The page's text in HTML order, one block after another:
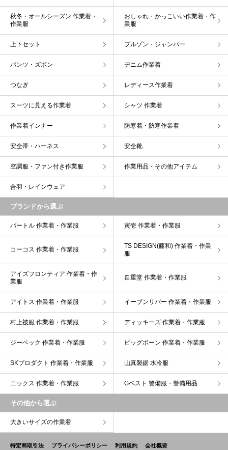
秋冬・オールシーズン 作業着・
作業服
おしゃれ・かっこいい作業着・作
業服
上下セット ブルゾン・ジャンパー
パンツ・ズボン デニム作業着
つなぎ レディース作業着
スーツに見える作業着 シャツ 作業着
作業着インナー 防寒着・防寒作業着
安全帯・ハーネス 安全靴
空調服・ファン付き作業服 作業用品・その他アイテム
合羽・レインウェア
ブランドから選ぶ
バートル 作業着・作業服 寅壱 作業着・作業服
コーコス 作業着・作業服
TS DESIGN(藤和) 作業着・作業
服
アイズフロンティア 作業着・作
業服
自重堂 作業着・作業服
アイトス 作業着・作業服 イーブンリバー 作業着・作業服
村上被服 作業着・作業服 ディッキーズ 作業着・作業服
ジーベック 作業着・作業服 ビッグボーン 作業着・作業服
SKプロダクト 作業着・作業服 山真製鋸 水冷服
ニックス 作業着・作業服 Gベスト 警備服・警備用品
その他から選ぶ
大きいサイズの作業着
特定商取引法 プライバシーポリシー 利用規約 会社概要